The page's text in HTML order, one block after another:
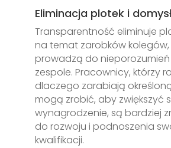
Eliminacja plotek i
Transparentność eliminuje
na temat zarobków
prowadzą do
zespole. Pracownicy, którzy
dlaczego zarabiają
mogą zrobić, aby zwiększyć
wynagrodzenie, są bardziej
do rozwoju i podnoszenia
kwalifikacji.